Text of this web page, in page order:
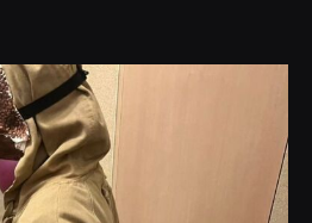
dobryhorror
Lis 1